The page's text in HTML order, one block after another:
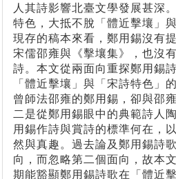
人其詩影響北臺文學發展甚深
特色，大抵不脫「體近擊壤」
現存的稿本來看，鄭用錫沒有
宋儒邵雍與《擊壤集》，也沒
詩。本文從兩面向重探鄭用錫
「體近擊壤」與「宋詩特色」
曾師法邵雍的鄭用錫，卻與邵
二是從鄭用錫眼中的典範詩人
用錫作詩與賞詩的標準何在，
然與真趣。過去論及鄭用錫詩
向，而忽略第二個面向，故本
期能豁顯鄭用錫詩歌在「體近